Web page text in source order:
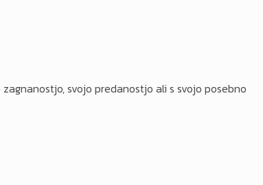
svojo predanostjo ali s svojo posebno